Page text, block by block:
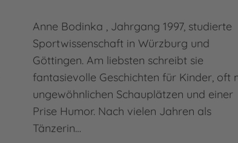
Anne Bodinka , Jahrgang 1997, studierte
Sportwissenschaft in Würzburg und
Göttingen. Am liebsten schreibt sie
fantasievolle Geschichten für Kinder, oft
ungewöhnlichen Schauplätzen und einer
Prise Humor. Nach vielen Jahren als
Tänzerin…